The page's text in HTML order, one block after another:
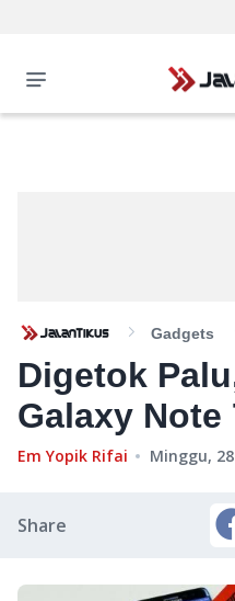
Gadgets
Digetok
Galaxy Note
Em Yopik Rifai Minggu,
Share